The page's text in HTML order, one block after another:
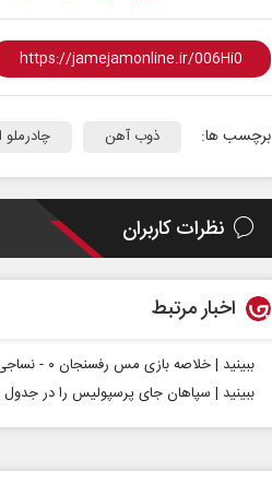
برچسب ها: ذوب آهن چادرملو
نظرات کاربران
اخبار مرتبط
ببینید | خلاصه بازی مس رفسنجان ۰ - نساجی مازندران ۰
ببینید | سپاهان جای پرسپولیس را در